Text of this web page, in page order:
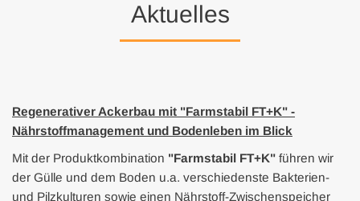
Aktuelles
Regenerativer Ackerbau mit "Farmstabil FT+K" -
Nährstoffmanagement und Bodenleben im Blick
Mit der Produktkombination "Farmstabil FT+K" führen wir
der Gülle und dem Boden u.a. verschiedenste Bakterien-
und Pilzkulturen sowie einen Nährstoff-Zwischenspeicher